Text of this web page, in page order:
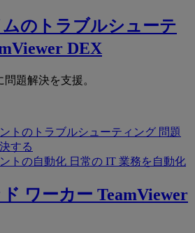
のトラブルシューテ
DEX
題解決を支援。
トのトラブルシューティング 問題
する
トの自動化 日常の IT 業務を自動化
ワーカー TeamViewer